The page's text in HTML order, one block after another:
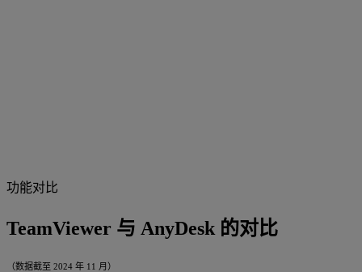
功能对比
TeamViewer 与 AnyDesk 的对比
（数据截至 2024 年 11 月）